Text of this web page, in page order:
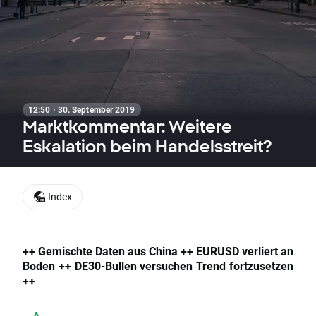
12:50 · 30. September 2019
Marktkommentar: Weitere
Eskalation beim Handelsstreit?
++ Gemischte Daten aus China ++ EURUSD verliert an
Boden ++ DE30-Bullen versuchen Trend fortzusetzen
++
Index